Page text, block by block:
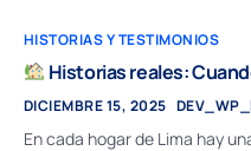
HISTORIAS Y TESTIMONIOS
Historias reales:
DICIEMBRE 15, 2025
En cada hogar de Lima hay